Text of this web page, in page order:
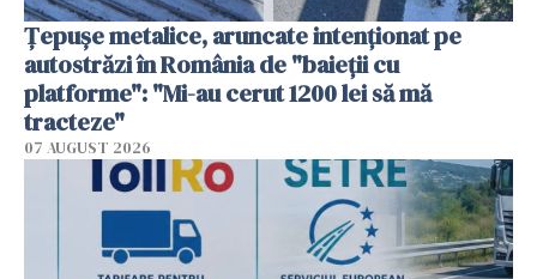
Țepușe metalice, aruncate intenționat pe
autostrăzi în România de "baieții cu
platforme": "Mi-au cerut 1200 lei să mă
tracteze"
07 AUGUST 2026